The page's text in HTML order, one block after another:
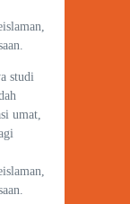
studi
umat,